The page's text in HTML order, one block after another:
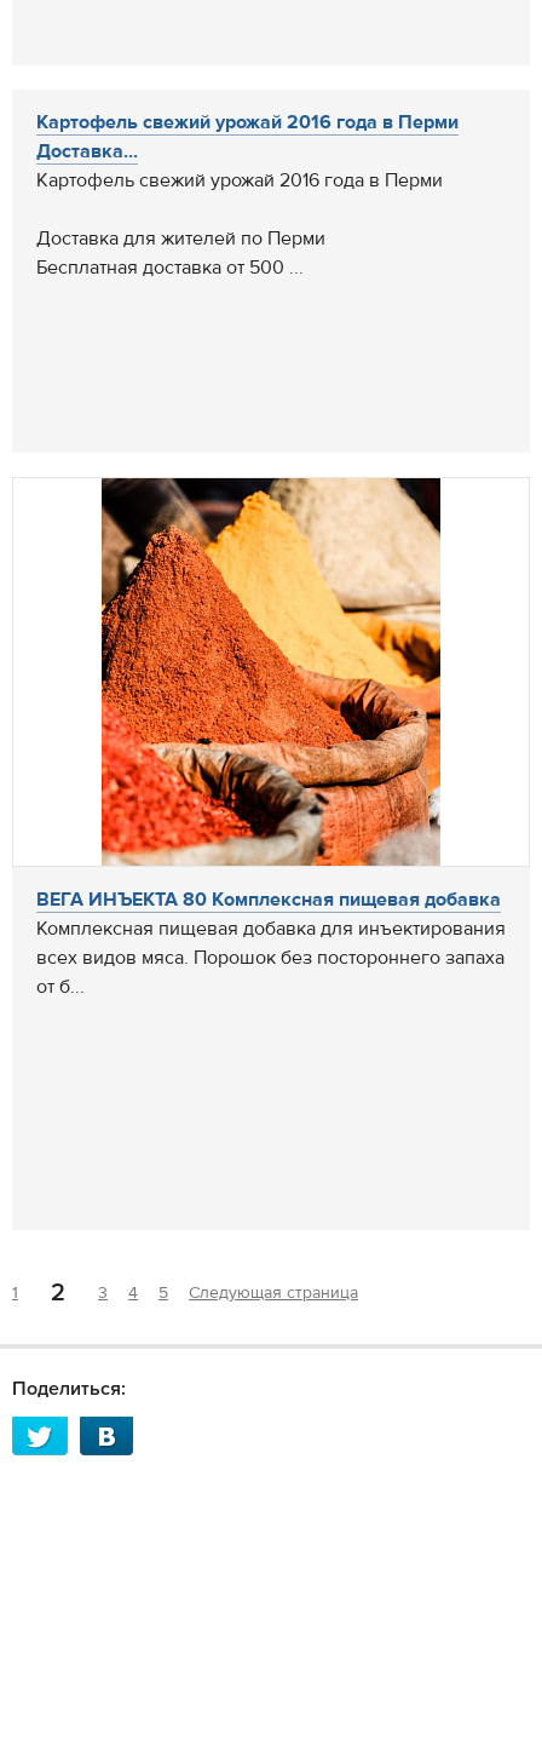
Картофель свежий урожай 2016 года в Перми
Доставка...
Картофель свежий урожай 2016 года в Перми
Доставка для жителей по Перми
Бесплатная доставка от 500 ...
ВЕГА ИНЪЕКТА 80 Комплексная пищевая добавка
Комплексная пищевая добавка для инъектирования
всех видов мяса. Порошок без постороннего запаха
от б...
1 2 3 4 5 Следующая страница
Поделиться: